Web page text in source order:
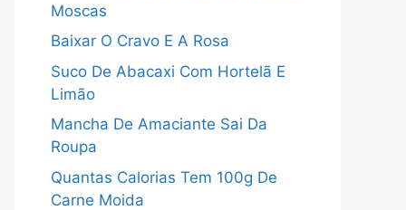
Moscas
Baixar O Cravo E A Rosa
Suco De Abacaxi Com Hortelã E
Limão
Mancha De Amaciante Sai Da
Roupa
Quantas Calorias Tem 100g De
Carne Moida